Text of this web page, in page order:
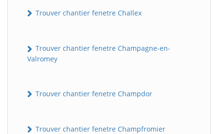
Trouver chantier fenetre Challex
Trouver chantier fenetre Champagne-en-
Valromey
Trouver chantier fenetre Champdor
Trouver chantier fenetre Champfromier